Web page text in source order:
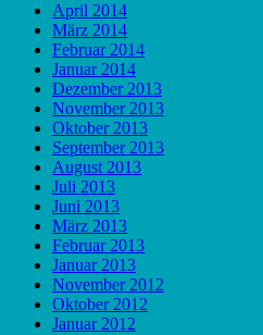
April 2014
März 2014
Februar 2014
Januar 2014
Dezember 2013
November 2013
Oktober 2013
September 2013
August 2013
Juli 2013
Juni 2013
März 2013
Februar 2013
Januar 2013
November 2012
Oktober 2012
Januar 2012